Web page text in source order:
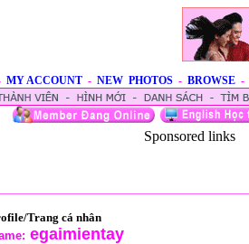
MY ACCOUNT - NEW PHOTOS - BROWSE -
Sponsored links
Trang cá nhân
egaimientay